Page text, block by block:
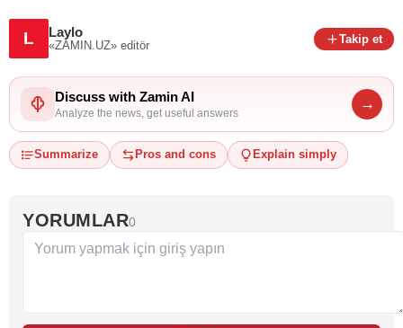
L Laylo
«ZAMIN.UZ» editör
Takip et
Discuss with Zamin AI
Analyze the news, get useful answers
→
Summarize Pros and cons Explain simply
YORUMLAR0